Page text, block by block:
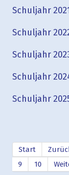
Schuljahr
Schuljahr
Schuljahr
Schuljahr
Schuljahr
Start
9
10